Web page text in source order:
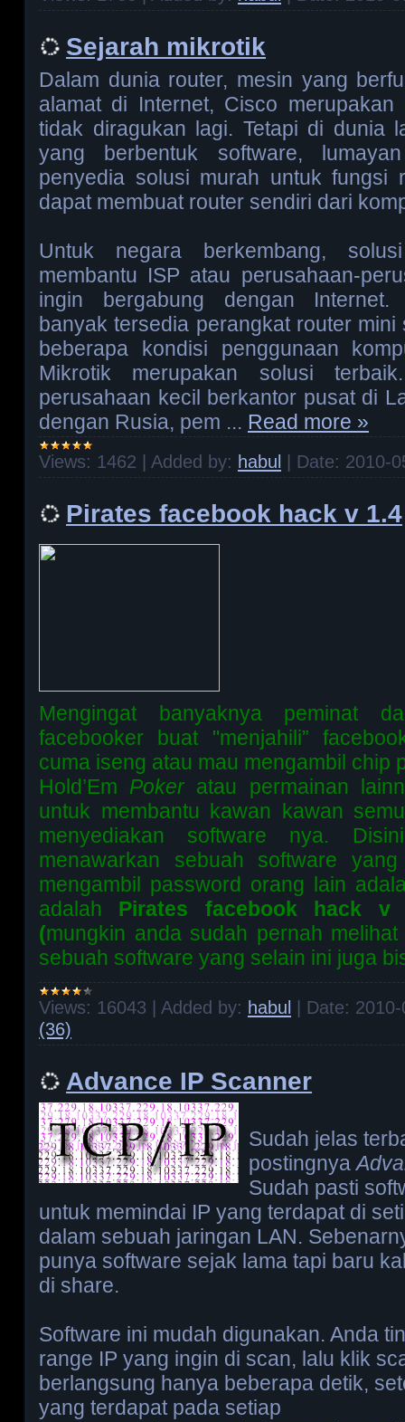
Sejarah mikrotik
Dalam dunia router, mesin yang
alamat di Internet, Cisco
tidak diragukan lagi. Tetapi di dunia
yang berbentuk software,
penyedia solusi murah untuk fungsi
dapat membuat router sendiri dari
Untuk negara berkembang,
membantu ISP atau perusahaan-
ingin bergabung dengan Internet.
banyak tersedia perangkat router mini
beberapa kondisi penggunaan
Mikrotik merupakan solusi
perusahaan kecil berkantor pusat di
dengan Rusia, pem ... Read more »
Views: 1462 | Added by: habul | Date: 2010-
Pirates facebook hack v 1.4
Mengingat banyaknya peminat
facebooker buat "menjahili”
cuma iseng atau mau mengambil chip
Hold’Em Pokeratau permainan
untuk membantu kawan kawan
menyediakan software nya.
menawarkan sebuah software
mengambil password orang lain
adalah Pirates facebook hack
(mungkin anda sudah pernah
sebuah software yang selain ini juga
Views: 16043 | Added by: habul | Date:
(36)
Advance IP Scanner
Sudah jelas
postingnya
Sudah pasti
untuk memindai IP yang terdapat di
dalam sebuah jaringan LAN.
punya software sejak lama tapi baru
di share.
Software ini mudah digunakan. Anda
range IP yang ingin di scan, lalu klik
berlangsung hanya beberapa detik,
yang terdapat pada setiap